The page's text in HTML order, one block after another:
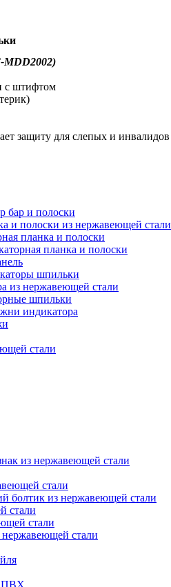
MDD2002)
с штифтом
защиту для слепых и инвалидов
бар и полоски
и полоски из нержавеющей стали
планка и полоски
планка и полоски
шпильки
из нержавеющей стали
шпильки
индикатора
стали
из нержавеющей стали
стали
болтик из нержавеющей стали
стали
стали
нержавеющей стали